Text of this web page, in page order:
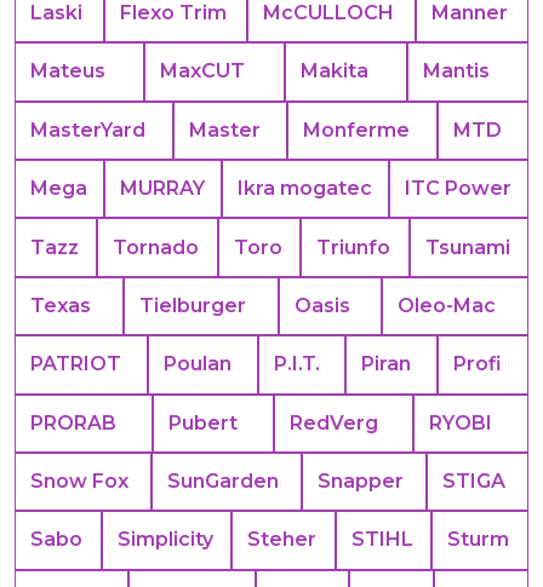
Laski Flexo Trim McCULLOCH Manner
Mateus MaxCUT Makita Mantis
MasterYard Master Monferme MTD
Mega MURRAY Ikra mogatec ITC Power
Tazz Tornado Toro Triunfo Tsunami
Texas Tielburger Oasis Oleo-Mac
PATRIOT Poulan P.I.T. Piran Profi
PRORAB Pubert RedVerg RYOBI
Snow Fox SunGarden Snapper STIGA
Sabo Simplicity Steher STIHL Sturm